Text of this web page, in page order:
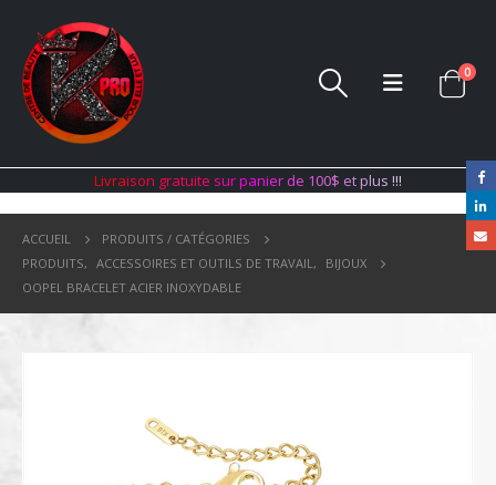
0
Livraison gratuite surpanier de 100$ etplus !!!
ACCUEIL
PRODUITS / CATÉGORIES
PRODUITS, ACCESSOIRES ET OUTILS DE TRAVAIL ,
BIJOUX
OOPEL BRACELET ACIER INOXYDABLE